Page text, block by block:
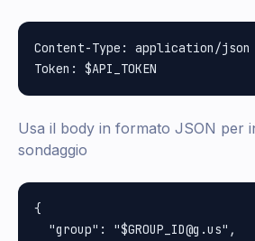
Content-Type: application/json
Usa il body in formato JSON per
sondaggio
{
  "group": "$GROUP_ID@g.us",